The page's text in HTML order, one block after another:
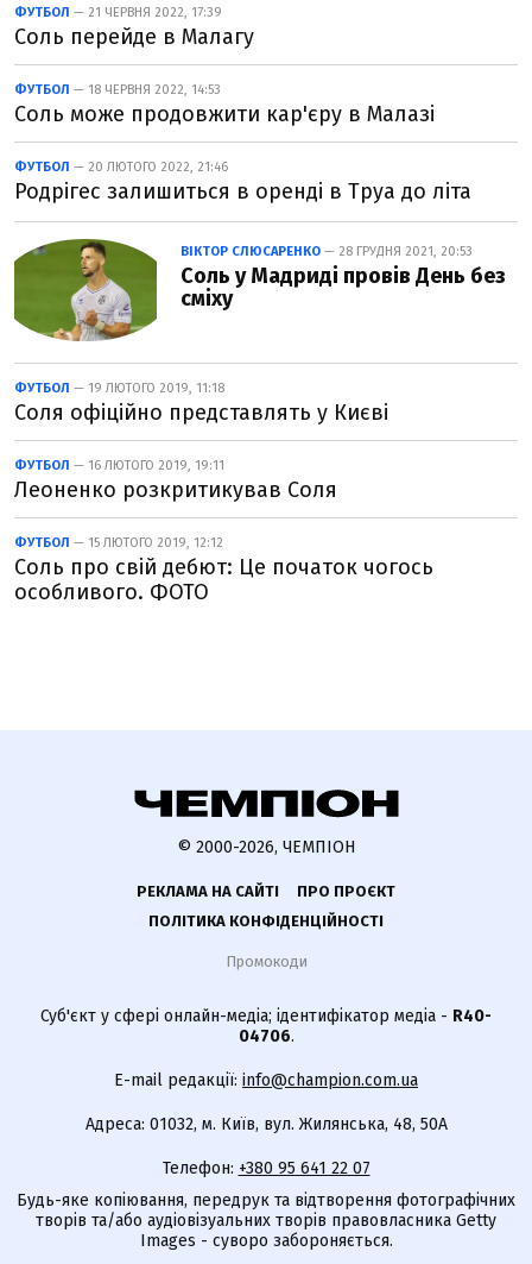
ФУТБОЛ — 21 ЧЕРВНЯ 2022, 17:39
Соль перейде в Малагу
ФУТБОЛ — 18 ЧЕРВНЯ 2022, 14:53
Соль може продовжити кар'єру в Малазі
ФУТБОЛ — 20 ЛЮТОГО 2022, 21:46
Родрігес залишиться в оренді в Труа до літа
ВІКТОР СЛЮСАРЕНКО — 28 ГРУДНЯ 2021, 20:53
Соль у Мадриді провів День без
сміху
ФУТБОЛ — 19 ЛЮТОГО 2019, 11:18
Соля офіційно представлять у Києві
ФУТБОЛ — 16 ЛЮТОГО 2019, 19:11
Леоненко розкритикував Соля
ФУТБОЛ — 15 ЛЮТОГО 2019, 12:12
Соль про свій дебют: Це початок чогось
особливого. ФОТО
© 2000-2026, ЧЕМПІОН
РЕКЛАМА НА САЙТІ
ПРО ПРОЄКТ
ПОЛІТИКА КОНФІДЕНЦІЙНОСТІ
Промокоди
Суб'єкт у сфері онлайн-медіа; ідентифікатор медіа - R40-
04706.
E-mail редакції: info@champion.com.ua
Адреса: 01032, м. Київ, вул. Жилянська, 48, 50А
Телефон: +380 95 641 22 07
Будь-яке копіювання, передрук та відтворення фотографічних
творів та/або аудіовізуальних творів правовласника Getty
Images - суворо забороняється.